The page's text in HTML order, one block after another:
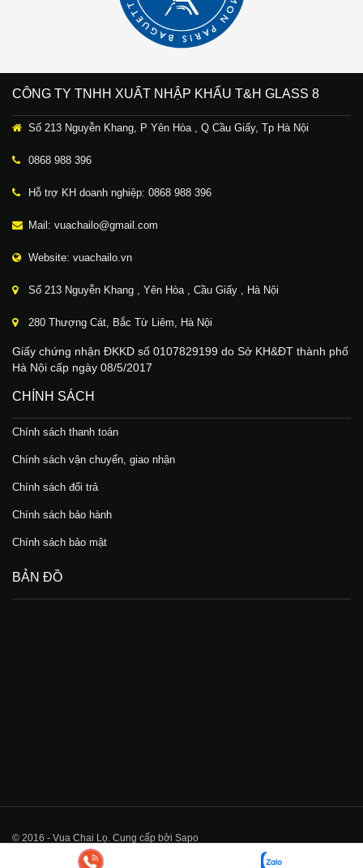
CÔNG TY TNHH XUẤT NHẬP KHẨU T&H GLASS 8
Số 213 Nguyễn Khang, P Yên Hòa , Q Cầu Giấy, Tp Hà Nội
0868 988 396
Hỗ trợ KH doanh nghiệp: 0868 988 396
Mail: vuachailo@gmail.com
Website: vuachailo.vn
Số 213 Nguyễn Khang , Yên Hòa , Cầu Giấy , Hà Nội
280 Thượng Cát, Bắc Từ Liêm, Hà Nội
Giấy chứng nhận ĐKKD số 0107829199 do Sở KH&ĐT thành phố
Hà Nội cấp ngày 08/5/2017
CHÍNH SÁCH
Chính sách thanh toán
Chính sách vận chuyển, giao nhận
Chính sách đổi trả
Chính sách bảo hành
Chính sách bảo mật
BẢN ĐỒ
© 2016 - Vua Chai Lọ. Cung cấp bởi Sapo